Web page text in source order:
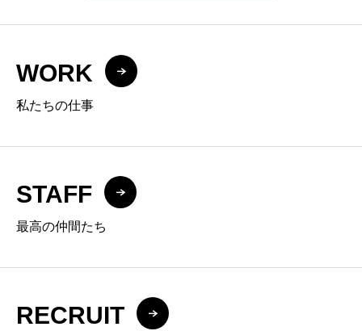
WORK
私たちの仕事
STAFF
最高の仲間たち
RECRUIT